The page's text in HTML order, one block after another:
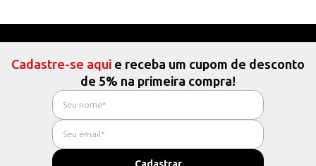
Cadastre-se aqui e receba um cupom de desconto
de 5% na primeira compra!